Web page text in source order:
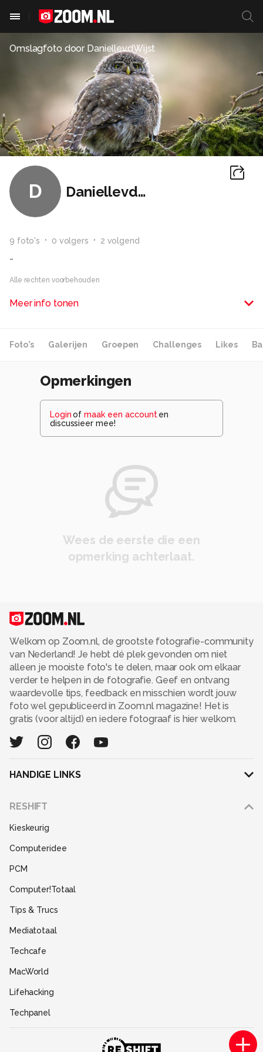
Omslagfoto door DaniellevdWijst
D DaniellevdWijst
9 foto's 0 volgers 2 volgend
-
Alle rechten voorbehouden
Meer info tonen
Foto's Galerijen Groepen Challenges Likes
Opmerkingen
Loginof maak een account en
discussieer mee!
Wees de eerste die een
opmerking achterlaat.
Welkom op Zoom.nl, de grootste fotografie-community
van Nederland! Je hebt dé plek gevonden om niet
alleen je mooiste foto's te delen, maar ook om elkaar
verder te helpen in de fotografie. Geef en ontvang
waardevolle tips, feedback en misschien wordt jouw
foto wel gepubliceerd in Zoom.nl magazine! Het is
gratis (voor altijd) en iedere fotograaf is hier welkom.
HANDIGE LINKS
RESHIFT
Kieskeurig
Computeridee
PCM
Computer!Totaal
Tips & Trucs
Mediatotaal
Techcafe
MacWorld
Lifehacking
Techpanel